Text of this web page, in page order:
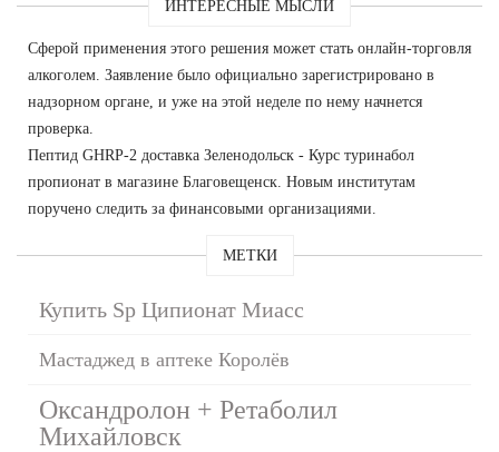
ИНТЕРЕСНЫЕ МЫСЛИ
Сферой применения этого решения может стать онлайн-торговля
алкоголем. Заявление было официально зарегистрировано в
надзорном органе, и уже на этой неделе по нему начнется
проверка.
Пептид GHRP-2 доставка Зеленодольск - Курс туринабол
пропионат в магазине Благовещенск. Новым институтам
поручено следить за финансовыми организациями.
МЕТКИ
Купить Sp Ципионат Миасс
Мастаджед в аптеке Королёв
Оксандролон + Ретаболил
Михайловск